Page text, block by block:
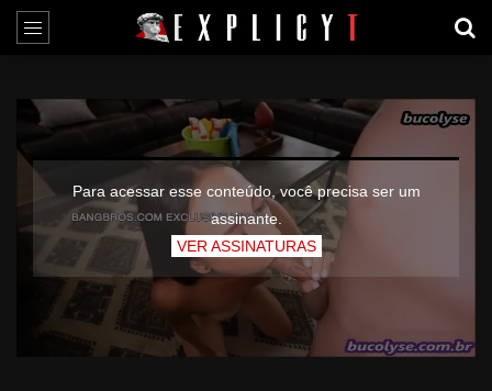
Para acessar esse conteúdo, você precisa ser um
assinante.
VER ASSINATURAS